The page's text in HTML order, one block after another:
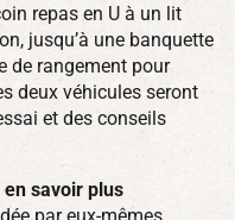
repas en U à un lit
jusqu’à une banquette
de rangement pour
deux véhicules seront
et des conseils
savoir plus